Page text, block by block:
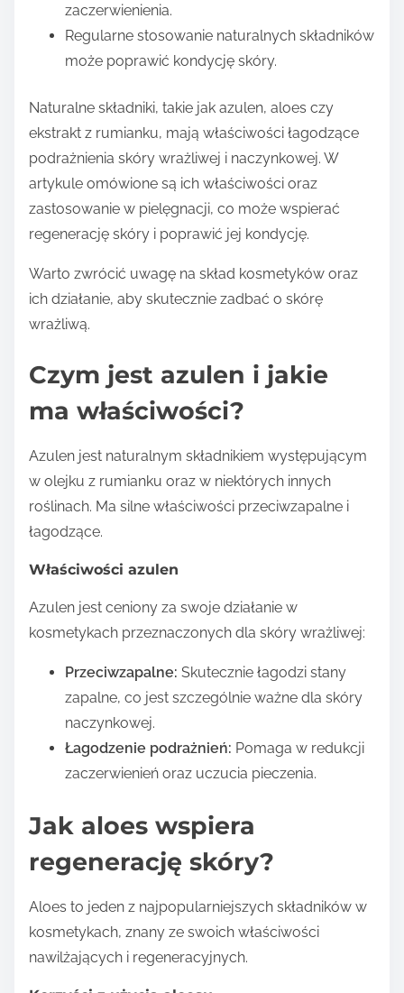
zaczerwienienia.
Regularne stosowanie naturalnych składników
może poprawić kondycję skóry.
Naturalne składniki, takie jak azulen, aloes czy
ekstrakt z rumianku, mają właściwości łagodzące
podrażnienia skóry wrażliwej i naczynkowej. W
artykule omówione są ich właściwości oraz
zastosowanie w pielęgnacji, co może wspierać
regenerację skóry i poprawić jej kondycję.
Warto zwrócić uwagę na skład kosmetyków oraz
ich działanie, aby skutecznie zadbać o skórę
wrażliwą.
Czym jest azulen i jakie
ma właściwości?
Azulen jest naturalnym składnikiem występującym
w olejku z rumianku oraz w niektórych innych
roślinach. Ma silne właściwości przeciwzapalne i
łagodzące.
Właściwości azulen
Azulen jest ceniony za swoje działanie w
kosmetykach przeznaczonych dla skóry wrażliwej:
Przeciwzapalne: Skutecznie łagodzi stany
zapalne, co jest szczególnie ważne dla skóry
naczynkowej.
Łagodzenie podrażnień: Pomaga w redukcji
zaczerwienień oraz uczucia pieczenia.
Jak aloes wspiera
regenerację skóry?
Aloes to jeden z najpopularniejszych składników w
kosmetykach, znany ze swoich właściwości
nawilżających i regeneracyjnych.